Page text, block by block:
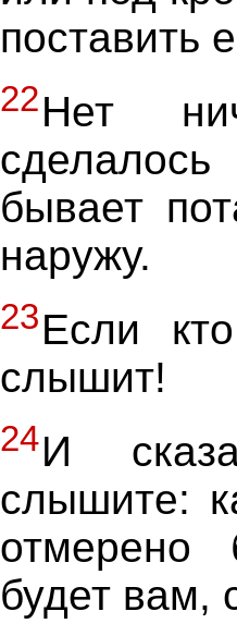
поставить
22Нет
бывает
наружу.
23Если
слышит!
24И
слышите:
отмерено
будет